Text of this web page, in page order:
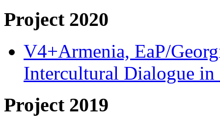
Project 2020
V4+Armenia, EaP/
Intercultural Dialogue
Project 2019